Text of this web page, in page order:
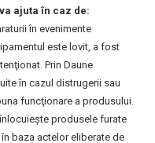
ajuta în caz de:
în evenimente
este lovit, a fost
Prin Daune
în cazul distrugerii sau
funcţionare a produsului.
înlocuieşte produsele furate
baza actelor eliberate de